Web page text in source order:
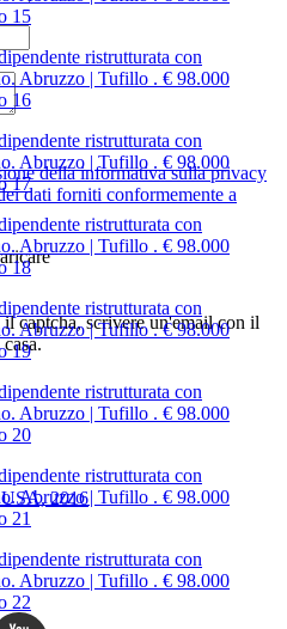
della informativa sulla privacy
dati forniti conformemente a
captcha, scrivere un'email con il
USA, 2016